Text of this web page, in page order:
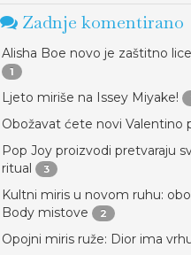
Zadnje komentirano
Alisha Boe novo je zaštitno
1
Ljeto miriše na Issey Miyake!
Obožavat ćete novi Valentino
Pop Joy proizvodi pretvaraju
ritual
3
Kultni miris u novom ruhu:
Body mistove
2
Opojni miris ruže: Dior ima